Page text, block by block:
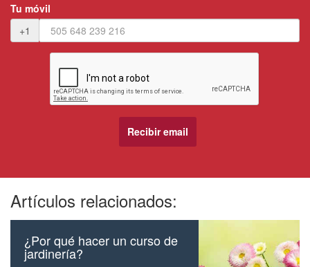
Tu móvil
+1
Artículos relacionados:
¿Por qué hacer un curso de
jardinería?